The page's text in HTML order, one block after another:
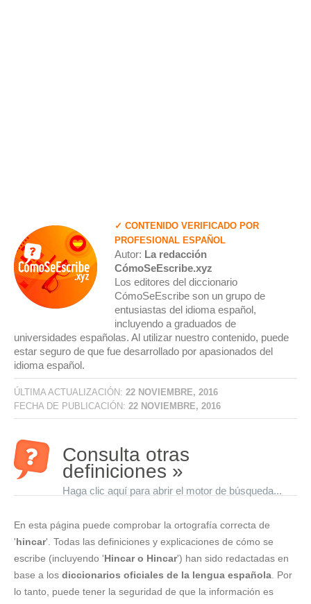
✓ CONTENIDO VERIFICADO POR
PROFESIONAL ESPAÑOL
Autor: La redacción
CómoSeEscribe.xyz
Los editores del diccionario
CómoSeEscribe son un grupo de
entusiastas del idioma español,
incluyendo a graduados de
universidades españolas. Al utilizar nuestro contenido, puede
estar seguro de que fue desarrollado por apasionados del
idioma español.
ÚLTIMA ACTUALIZACIÓN: 22 NOVIEMBRE, 2016
FECHA DE PUBLICACIÓN: 22 NOVIEMBRE, 2016
Consulta otras
definiciones »
Haga clic aquí para abrir el motor de búsqueda...
En esta página puede comprobar la ortografía correcta de
'hincar'. Todas las definiciones y explicaciones de cómo se
escribe (incluyendo 'Hincar o Hincar') han sido redactadas en
base a los diccionarios oficiales de la lengua española . Por
lo tanto, puede tener la seguridad de que la información es